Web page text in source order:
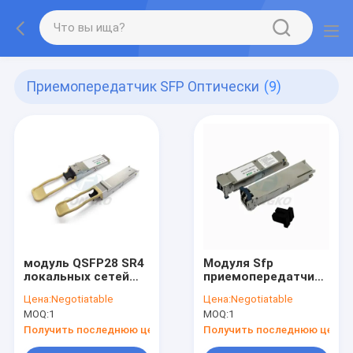
Приемопередатчик SFP Оптически (9)
модуль QSFP28 SR4
локальных сетей
приемопередатчика
100Gb/S 100m SFP
оптически
Цена:Negotiatable
MOQ:1
Получить последнюю цену
Модуля Sfp
приемопередатчика
40Gb/S QSFP+
волокно 10km
оптически
одиночное
Цена:Negotiatable
MOQ:1
Получить последнюю цену